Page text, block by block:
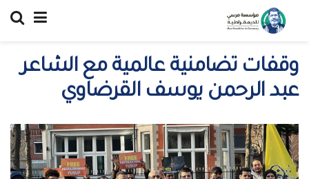
وقفات تضامنية عالمية مع الشاعر
عبد الرحمن يوسف القرضاوي